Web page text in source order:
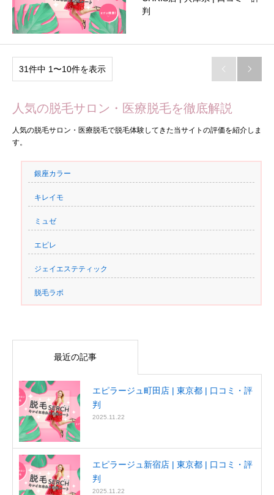
判
31件中 1〜10件を表示  
人気の脱毛サロン・医療脱毛を徹底解説
人気の脱毛サロン・医療脱毛で脱毛体験してきた当サイトの評価を紹介しま
す。
銀座カラー
キレイモ
ミュゼ
エピレ
ジェイエステティック
脱毛ラボ
最近の記事
エピラージュ町田店 | 東京都 | 口コミ・評
判
2025.11.22
エピラージュ新宿店 | 東京都 | 口コミ・評
判
2025.11.22